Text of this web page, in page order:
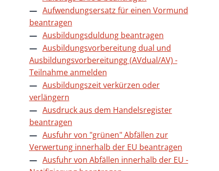
Aufwendungsersatz für einen Vormund
beantragen
Ausbildungsduldung beantragen
Ausbildungsvorbereitung dual und
Ausbildungsvorbereitungg (AVdual/AV) -
Teilnahme anmelden
Ausbildungszeit verkürzen oder
verlängern
Ausdruck aus dem Handelsregister
beantragen
Ausfuhr von "grünen" Abfällen zur
Verwertung innerhalb der EU beantragen
Ausfuhr von Abfällen innerhalb der EU -